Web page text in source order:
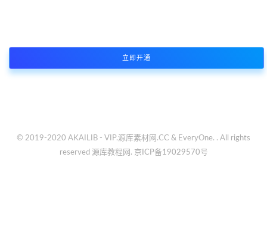
立即开通
© 2019-2020 AKAILIB - VIP.源库素材网.CC & EveryOne. . All rights
reserved 源库教程网. 京ICP备19029570号